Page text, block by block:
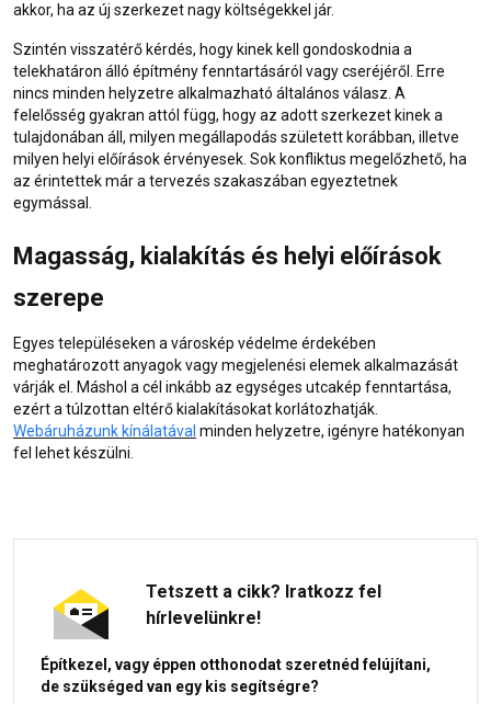
akkor, ha az új szerkezet nagy költségekkel jár.
Szintén visszatérő kérdés, hogy kinek kell gondoskodnia a
telekhatáron álló építmény fenntartásáról vagy cseréjéről. Erre
nincs minden helyzetre alkalmazható általános válasz. A
felelősség gyakran attól függ, hogy az adott szerkezet kinek a
tulajdonában áll, milyen megállapodás született korábban, illetve
milyen helyi előírások érvényesek. Sok konfliktus megelőzhető, ha
az érintettek már a tervezés szakaszában egyeztetnek
egymással.
Magasság, kialakítás és helyi előírások
szerepe
Egyes településeken a városkép védelme érdekében
meghatározott anyagok vagy megjelenési elemek alkalmazását
várják el. Máshol a cél inkább az egységes utcakép fenntartása,
ezért a túlzottan eltérő kialakításokat korlátozhatják.
Webáruházunk kínálatával minden helyzetre, igényre hatékonyan
fel lehet készülni.
Tetszett a cikk? Iratkozz fel
hírlevelünkre!
Építkezel, vagy éppen otthonodat szeretnéd felújítani,
de szükséged van egy kis segítségre?